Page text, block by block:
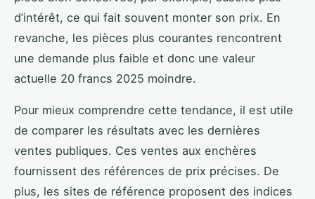
d’intérêt, ce qui fait souvent monter son prix. En
revanche, les pièces plus courantes rencontrent
une demande plus faible et donc une valeur
actuelle 20 francs 2025 moindre.
Pour mieux comprendre cette tendance, il est utile
de comparer les résultats avec les dernières
ventes publiques. Ces ventes aux enchères
fournissent des références de prix précises. De
plus, les sites de référence proposent des indices